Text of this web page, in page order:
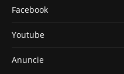
Facebook
Youtube
Anuncie